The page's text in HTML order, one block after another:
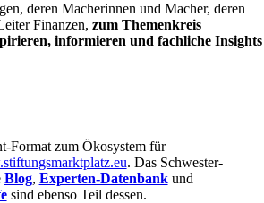
deren Macherinnen und Macher, deren
Finanzen, zum Themenkreis
informieren und fachliche Insights
Format zum Ökosystem für
. Das Schwester-
Blog, Experten-Datenbankund
sind ebenso Teil dessen.